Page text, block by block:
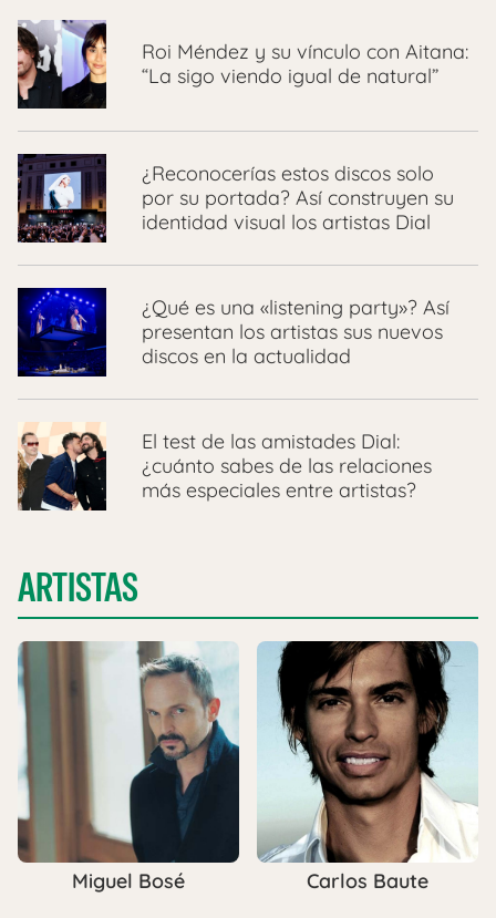
Roi Méndez y su vínculo con Aitana:
“La sigo viendo igual de natural”
¿Reconocerías estos discos solo
por su portada? Así construyen su
identidad visual los artistas Dial
¿Qué es una «listening party»? Así
presentan los artistas sus nuevos
discos en la actualidad
El test de las amistades Dial:
¿cuánto sabes de las relaciones
más especiales entre artistas?
ARTISTAS
Miguel Bosé Carlos Baute